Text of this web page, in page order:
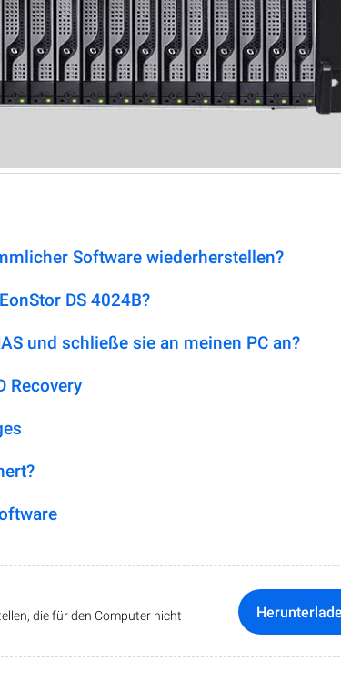
Software wiederherstellen?
DS 4024B?
und schließe sie an meinen PC an?
Recovery
die für den Computer nicht